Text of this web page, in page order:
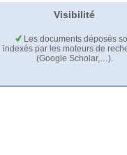
Visibilité
Les documents déposés
indexés par les moteurs de
(Google Scholar,…).